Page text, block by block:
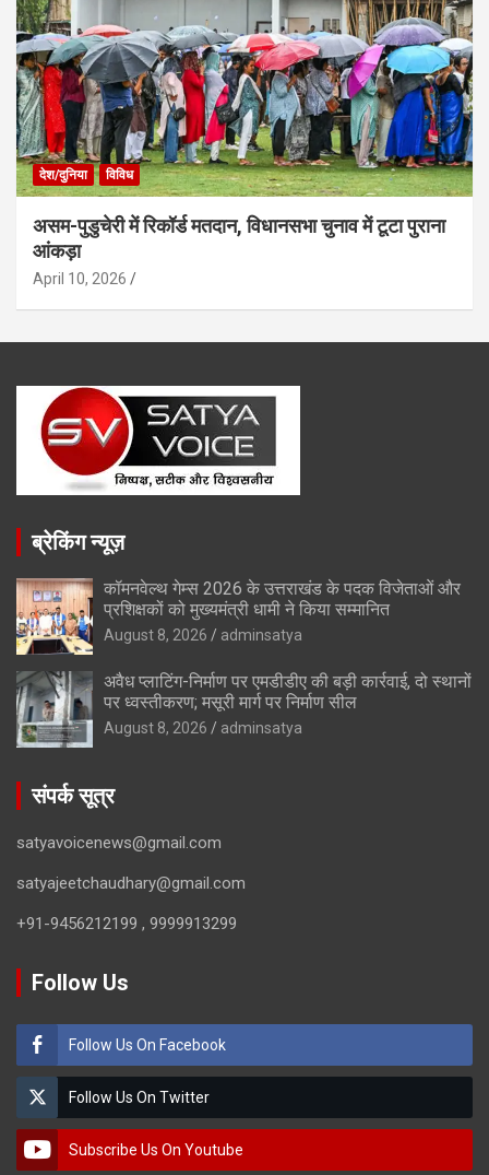
देश/दुनिया विविध
असम-पुडुचेरी में रिकॉर्ड मतदान, विधानसभा चुनाव में टूटा पुराना
आंकड़ा
April 10, 2026
ब्रेकिंग न्यूज़
कॉमनवेल्थ गेम्स 2026 के उत्तराखंड के पदक विजेताओं और
प्रशिक्षकों को मुख्यमंत्री धामी ने किया सम्मानित
August 8, 2026 adminsatya
अवैध प्लाटिंग-निर्माण पर एमडीडीए की बड़ी कार्रवाई, दो स्थानों
पर ध्वस्तीकरण; मसूरी मार्ग पर निर्माण सील
August 8, 2026 adminsatya
संपर्क सूत्र
satyavoicenews@gmail.com
satyajeetchaudhary@gmail.com
+91-9456212199 , 9999913299
Follow Us
Follow Us On Facebook
Follow Us On Twitter
Subscribe Us On Youtube